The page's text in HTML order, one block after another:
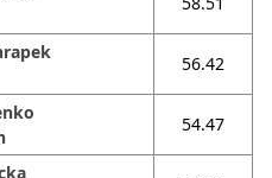
56.42
54.47